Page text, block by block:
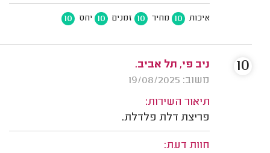
איכות 10 מחיר 10 זמנים 10 יחס 10
ניב פי, תל אביב.
משוב: 19/08/2025
תיאור השירות:
פריצת דלת פלדלת.
חוות דעת:
10